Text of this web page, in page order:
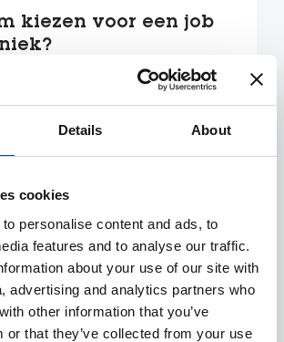
Details About
cookies
personalise content and ads, to
features and to analyse our traffic.
about your use of our site with
advertising and analytics partners who
other information that you’ve
or that they’ve collected from your use
kiezen voor een job
en extralegale voordelen
geen dag is hetzelfde
is belangrijker
talent heeft een specifieke
Veel bedrijven scholen je intern
in technische trainingen.